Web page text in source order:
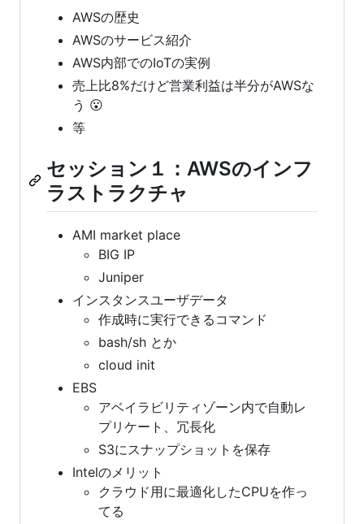
AWSの歴史
AWSのサービス紹介
AWS内部でのIoTの実例
売上比8%だけど営業利益は半分がAWSな
う 😮
等
セッション１：AWSのインフ
ラストラクチャ
AMI market place
BIG IP
Juniper
インスタンスユーザデータ
作成時に実行できるコマンド
bash/sh とか
cloud init
EBS
アベイラビリティゾーン内で自動レ
プリケート、冗長化
S3にスナップショットを保存
Intelのメリット
クラウド用に最適化したCPUを作っ
てる